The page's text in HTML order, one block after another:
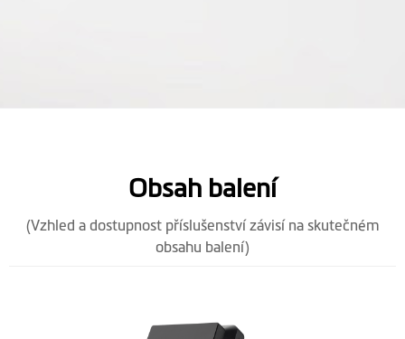
Obsah balení
(Vzhled a dostupnost příslušenství závisí na skutečném
obsahu balení)